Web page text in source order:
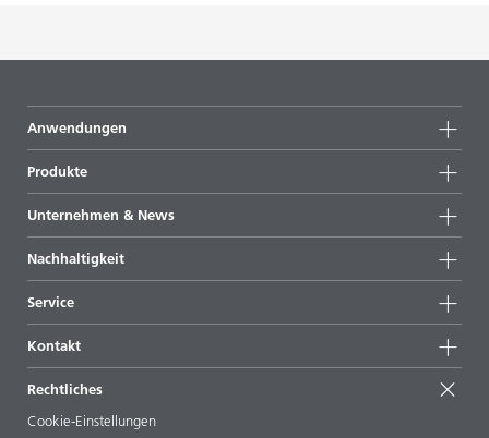
Anwendungen
Produkte
Alle Produkte
Highlights
Unternehmen & News
News
Presse & Medien
Standorte & Distributoren
Messen & Events
Nachhaltigkeit
Nachhaltige Produkte
Success Stories
EcoVadis
Zertifikate
Service
Startformulierungen
Veröffentlichungen
ebooks
Kontakt
Rechtliches
Cookie-Einstellungen